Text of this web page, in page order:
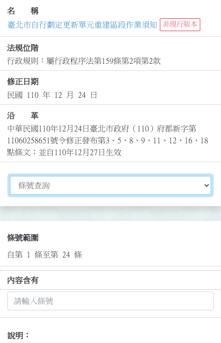
名 稱
臺北市自行劃定更新單元重建區段作業須知
非現行版本
法規位階
行政規則：屬行政程序法第159條第2項第2款
修正日期
民國 110 年 12 月 24 日
沿 革
中華民國110年12月24日臺北市政府（110）府都新字第
11060258651號令修正發布第3、5、8、9、11、12、16、18
點條文；並自110年12月27日生效
切換選擇法規資訊內容
條號範圍
自第 1 條至第 24 條
內容含有
說明：